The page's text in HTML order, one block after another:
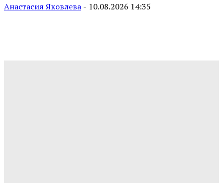
Анастасия Яковлева - 10.08.2026 14:35